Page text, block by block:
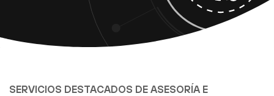
SERVICIOS DESTACADOS DE ASESORÍA E